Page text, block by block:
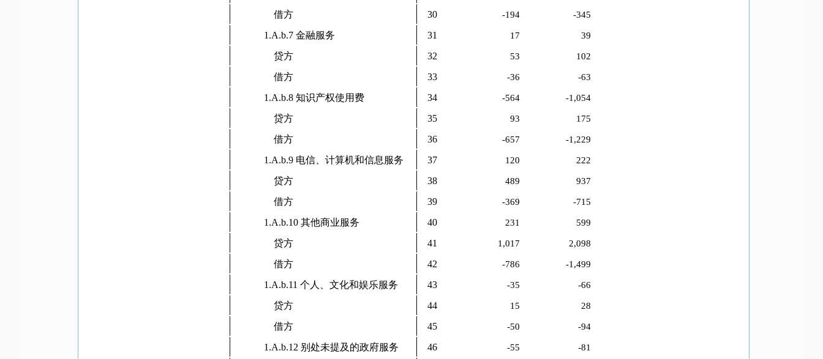
借方 30 -194 -345
1.A.b.7 金融服务 31 17 39
贷方 32 53 102
借方 33 -36 -63
1.A.b.8 知识产权使用费 34 -564 -1,054
贷方 35 93 175
借方 36 -657 -1,229
1.A.b.9 电信、计算机和信息服务 37 120 222
贷方 38 489 937
借方 39 -369 -715
1.A.b.10 其他商业服务 40 231 599
贷方 41 1,017 2,098
借方 42 -786 -1,499
1.A.b.11 个人、文化和娱乐服务 43 -35 -66
贷方 44 15 28
借方 45 -50 -94
1.A.b.12 别处未提及的政府服务 46 -55 -81